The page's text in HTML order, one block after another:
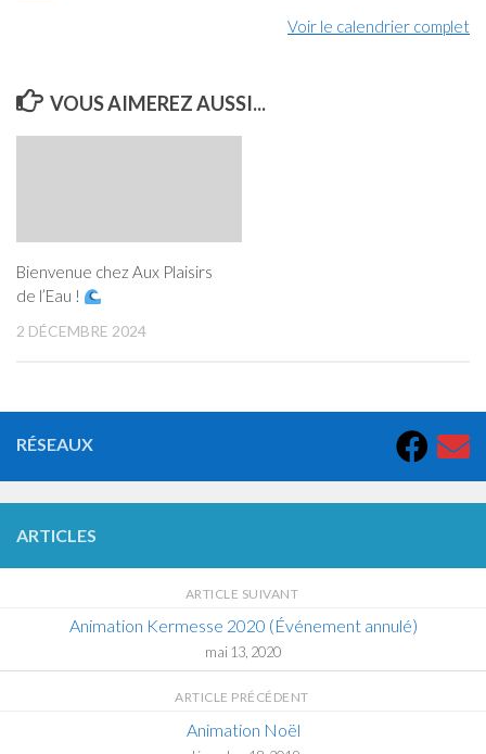
Voir le calendrier complet
VOUS AIMEREZ AUSSI...
Bienvenue chez Aux Plaisirs
de l’Eau !
2 DÉCEMBRE 2024
RÉSEAUX
ARTICLES
ARTICLE SUIVANT
Animation Kermesse 2020 (Événement annulé)
mai 13, 2020
ARTICLE PRÉCÉDENT
Animation Noël